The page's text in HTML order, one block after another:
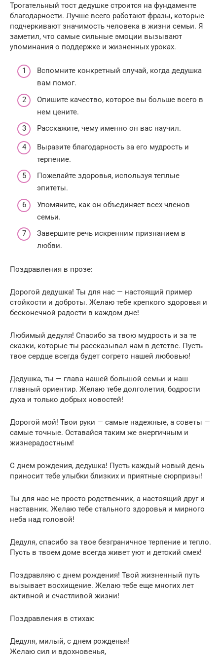
Трогательный тост дедушке строится на фундаменте
благодарности. Лучше всего работают фразы, которые
подчеркивают значимость человека в жизни семьи. Я
заметил, что самые сильные эмоции вызывают
упоминания о поддержке и жизненных уроках.
Вспомните конкретный случай, когда дедушка
вам помог.
Опишите качество, которое вы больше всего в
нем цените.
Расскажите, чему именно он вас научил.
Выразите благодарность за его мудрость и
терпение.
Пожелайте здоровья, используя теплые
эпитеты.
Упомяните, как он объединяет всех членов
семьи.
Завершите речь искренним признанием в
любви.
Поздравления в прозе:
Дорогой дедушка! Ты для нас — настоящий пример
стойкости и доброты. Желаю тебе крепкого здоровья и
бесконечной радости в каждом дне!
Любимый дедуля! Спасибо за твою мудрость и за те
сказки, которые ты рассказывал нам в детстве. Пусть
твое сердце всегда будет согрето нашей любовью!
Дедушка, ты — глава нашей большой семьи и наш
главный ориентир. Желаю тебе долголетия, бодрости
духа и только добрых новостей!
Дорогой мой! Твои руки — самые надежные, а советы —
самые точные. Оставайся таким же энергичным и
жизнерадостным!
С днем рождения, дедушка! Пусть каждый новый день
приносит тебе улыбки близких и приятные сюрпризы!
Ты для нас не просто родственник, а настоящий друг и
наставник. Желаю тебе стального здоровья и мирного
неба над головой!
Дедуля, спасибо за твое безграничное терпение и тепло.
Пусть в твоем доме всегда живет уют и детский смех!
Поздравляю с днем рождения! Твой жизненный путь
вызывает восхищение. Желаю тебе еще многих лет
активной и счастливой жизни!
Поздравления в стихах:
Дедуля, милый, с днем рожденья!
Желаю сил и вдохновенья,